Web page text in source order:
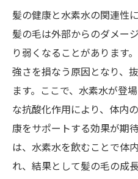
髪の健康と水素水の関連性
髪の毛は外部からのダメー
り弱くなることがあります
強さを損なう原因となり、
ます。ここで、水素水が登
な抗酸化作用により、体内
康をサポートする効果が期
は、水素水を飲むことで体
れ、結果として髪の毛の成